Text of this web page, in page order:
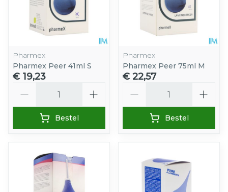
Pharmex
Pharmex Peer 41ml S
€ 19,23
Bestel
Pharmex
Pharmex Peer 75ml M
€ 22,57
Bestel